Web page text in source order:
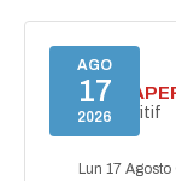
AGO
17
2026
SECRET
Secret aperitif
Lun 17